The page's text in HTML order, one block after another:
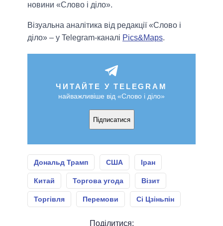
новини «Слово і діло».
Візуальна аналітика від редакції «Слово і
діло» – у Telegram-каналі Pics&Maps.
ЧИТАЙТЕ У TELEGRAM
найважливіше від «Слово і діло»
Підписатися
Дональд Трамп США Іран
Китай Торгова угода Візит
Торгівля Перемови Сі Цзіньпін
Поділитися: